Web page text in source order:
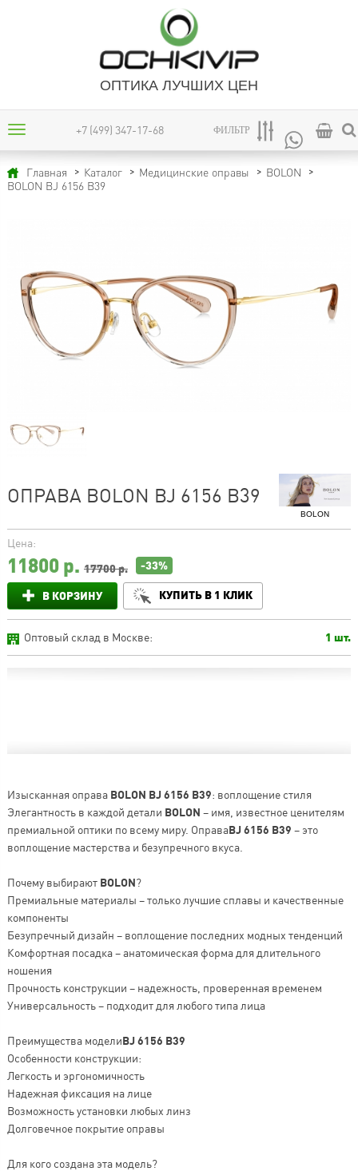
ОПТИКА ЛУЧШИХ ЦЕН
+7 (499) 347-17-68 ФИЛЬТР
Главная Каталог Медицинские оправы
BOLON
BOLON BJ 6156 B39
BOLON
ОПРАВА BOLON BJ 6156 B39
Цена:
11800р. 17700 р. -33%
В КОРЗИНУ КУПИТЬ В 1 КЛИК
Оптовый склад в Москве: 1 шт.
Изысканная оправа BOLON BJ 6156 B39: воплощение стиля
Элегантность в каждой детали BOLON – имя, известное ценителям
премиальной оптики по всему миру. ОправаBJ 6156 B39 – это
воплощение мастерства и безупречного вкуса.
Почему выбирают BOLON?
Премиальные материалы – только лучшие сплавы и качественные
компоненты
Безупречный дизайн – воплощение последних модных тенденций
Комфортная посадка – анатомическая форма для длительного
ношения
Прочность конструкции – надежность, проверенная временем
Универсальность – подходит для любого типа лица
Преимущества моделиBJ 6156 B39
Особенности конструкции:
Легкость и эргономичность
Надежная фиксация на лице
Возможность установки любых линз
Долговечное покрытие оправы
Для кого создана эта модель?